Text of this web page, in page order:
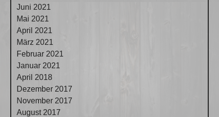
Juni 2021
Mai 2021
April 2021
März 2021
Februar 2021
Januar 2021
April 2018
Dezember 2017
November 2017
August 2017